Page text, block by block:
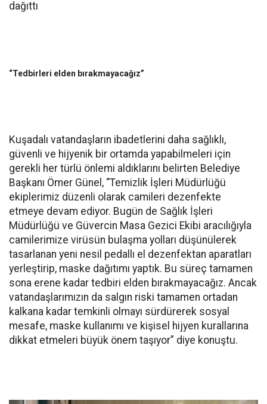
dağıttı
“Tedbirleri elden bırakmayacağız”
Kuşadalı vatandaşların ibadetlerini daha sağlıklı,
güvenli ve hijyenik bir ortamda yapabilmeleri için
gerekli her türlü önlemi aldıklarını belirten Belediye
Başkanı Ömer Günel, “Temizlik İşleri Müdürlüğü
ekiplerimiz düzenli olarak camileri dezenfekte
etmeye devam ediyor. Bugün de Sağlık İşleri
Müdürlüğü ve Güvercin Masa Gezici Ekibi aracılığıyla
camilerimize virüsün bulaşma yolları düşünülerek
tasarlanan yeni nesil pedallı el dezenfektan aparatları
yerleştirip, maske dağıtımı yaptık. Bu süreç tamamen
sona erene kadar tedbiri elden bırakmayacağız. Ancak
vatandaşlarımızın da salgın riski tamamen ortadan
kalkana kadar temkinli olmayı sürdürerek sosyal
mesafe, maske kullanımı ve kişisel hijyen kurallarına
dikkat etmeleri büyük önem taşıyor” diye konuştu.